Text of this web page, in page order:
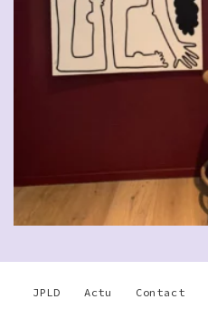
JPLD Actu Contact